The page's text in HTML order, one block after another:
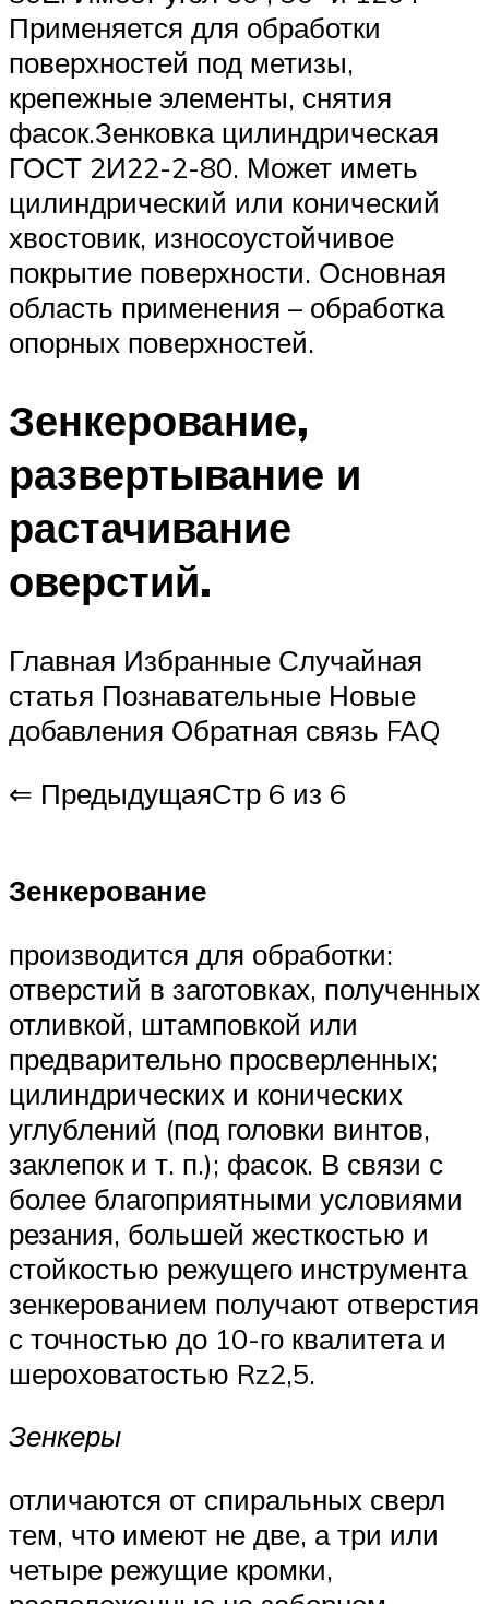
Применяется для обработки
поверхностей под метизы,
крепежные элементы, снятия
фасок.Зенковка цилиндрическая
ГОСТ 2И22-2-80. Может иметь
цилиндрический или конический
хвостовик, износоустойчивое
покрытие поверхности. Основная
область применения – обработка
опорных поверхностей.
Зенкерование,
развертывание и
растачивание
оверстий.
Главная Избранные Случайная
статья Познавательные Новые
добавления Обратная связь FAQ
⇐ ПредыдущаяСтр 6 из 6
Зенкерование
производится для обработки:
отверстий в заготовках, полученных
отливкой, штамповкой или
предварительно просверленных;
цилиндрических и конических
углублений (под головки винтов,
заклепок и т. п.); фасок. В связи с
более благоприятными условиями
резания, большей жесткостью и
стойкостью режущего инструмента
зенкерованием получают отверстия
с точностью до 10-го квалитета и
шероховатостью Rz2,5.
Зенкеры
отличаются от спиральных сверл
тем, что имеют не две, а три или
четыре режущие кромки,